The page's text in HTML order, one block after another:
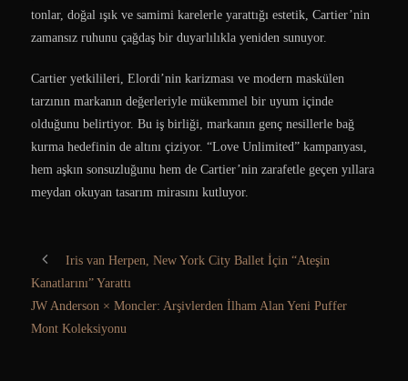
tonlar, doğal ışık ve samimi karelerle yarattığı estetik, Cartier’nin
zamansız ruhunu çağdaş bir duyarlılıkla yeniden sunuyor.
Cartier yetkilileri, Elordi’nin karizması ve modern maskülen
tarzının markanın değerleriyle mükemmel bir uyum içinde
olduğunu belirtiyor. Bu iş birliği, markanın genç nesillerle bağ
kurma hedefinin de altını çiziyor. “Love Unlimited” kampanyası,
hem aşkın sonsuzluğunu hem de Cartier’nin zarafetle geçen yıllara
meydan okuyan tasarım mirasını kutluyor.
Iris van Herpen, New York City Ballet İçin “Ateşin
Kanatlarını” Yarattı
JW Anderson × Moncler: Arşivlerden İlham Alan Yeni Puffer
Mont Koleksiyonu